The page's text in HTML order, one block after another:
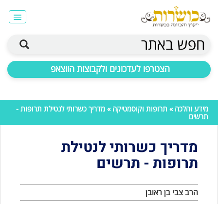
חפש באתר
הצטרפו לעדכונים ולקבוצות הווצאפ
מידע והלכה » תרופות וקוסמטיקה » מדריך כשרותי לנטילת תרופות -
תרשים
מדריך כשרותי לנטילת
תרופות - תרשים
הרב צבי בן ראובן